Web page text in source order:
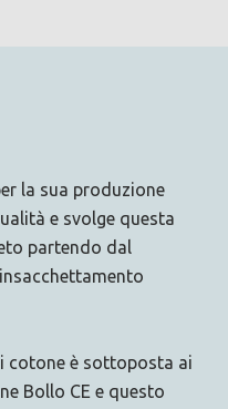
la sua produzione
e svolge questa
partendo dal
cotone è sottoposta ai
Bollo CE e questo